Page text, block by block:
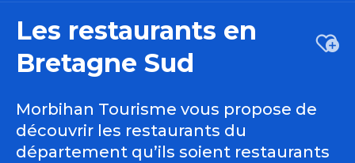
Les restaurants en
Bretagne Sud
Morbihan Tourisme vous propose de
découvrir les restaurants du
département qu’ils soient restaurants